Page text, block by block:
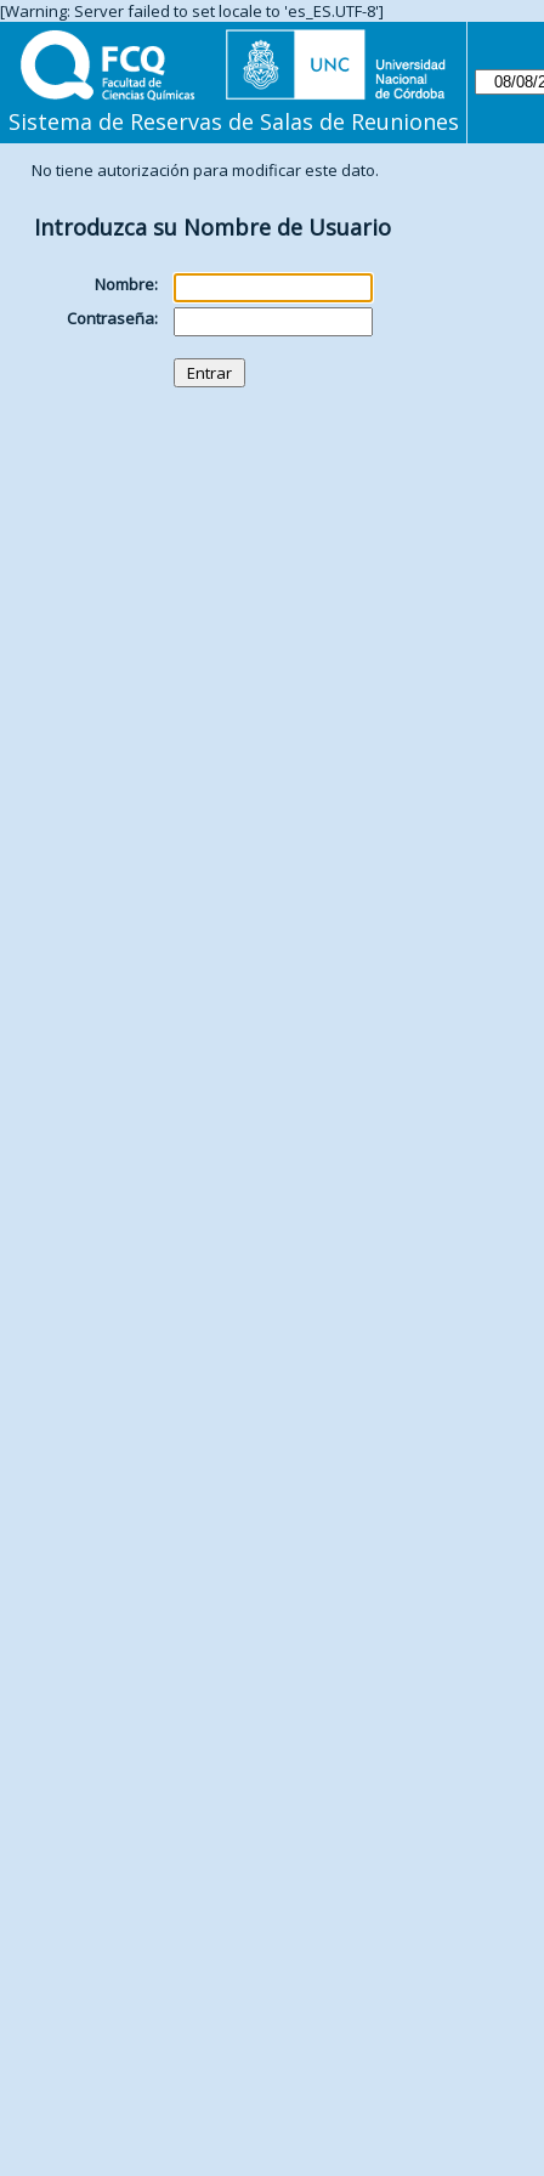
[Warning: Server failed to set locale to 'es_ES.UTF-8']
Sistema de Reservas de Salas de Reuniones
No tiene autorización para modificar este dato.
Introduzca su Nombre de Usuario
Nombre:
Contraseña: